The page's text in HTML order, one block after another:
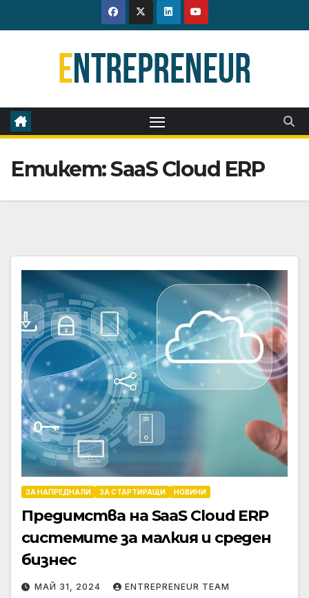
to
Етикет:SaaS Cloud ERP
ЗА НАПРЕДНАЛИ ЗА СТАРТИРАЩИ НОВИНИ
Предимства на SaaS Cloud ERP
системите за малкия и среден
бизнес
МАЙ 31, 2024 ENTREPRENEUR TEAM